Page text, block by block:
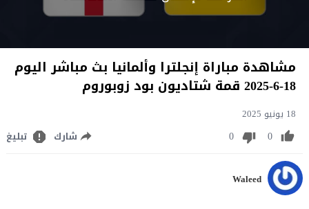
مشاهدة مباراة إنجلترا وألمانيا بث مباشر اليوم
18-6-2025 قمة شتاديون بود زوبوروم
18 يونيو 2025
0
0 شارك تبليغ
Waleed